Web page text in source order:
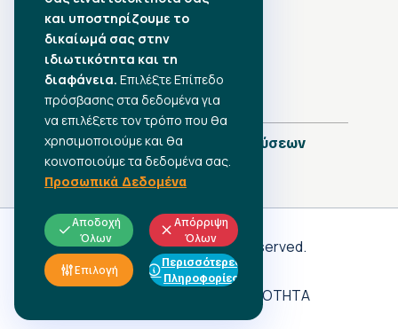
•Αύγουστος 2026
•Ιούλιος 2026
•Ιούνιος 2026
•Μάιος 2026
•Απρίλιος 2026
•Μάρτιος 2026
Πλήρες Ημερολόγιο Δημοσιεύσεων
Γ.Σ.Ε.Ε
© 2026 All rights reserved.
ΠΡΟΣΩΠΙΚΑ ΔΕΔΟΜΕΝΑ
ΠΡΟΣΒΑΣΙΜΟΤΗΤΑ
και υποστηρίζουμε το
δικαίωμά σας στην
ιδιωτικότητα και τη
διαφάνεια. Επιλέξτε Επίπεδο
πρόσβασης στα δεδομένα για
να επιλέξετε τον τρόπο που θα
χρησιμοποιούμε και θα
κοινοποιούμε τα δεδομένα σας.
Προσωπικά Δεδομένα
Αποδοχή
Όλων
Απόρριψη
Όλων
Επιλογή
Περισσότερες
Πληροφορίες